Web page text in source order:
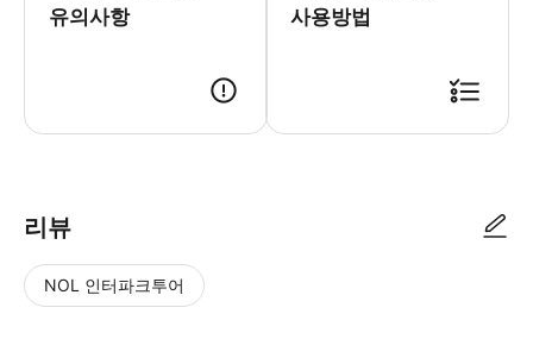
유의사항 사용방법
리뷰
NOL 인터파크투어